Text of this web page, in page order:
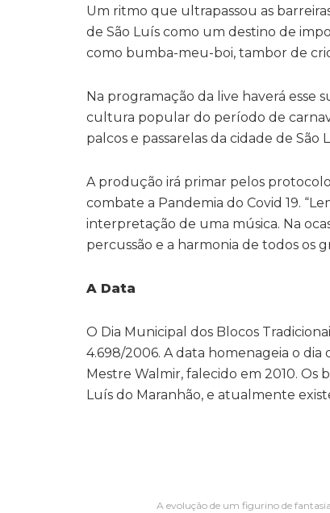
Um ritmo que ultrapassou as
de São Luís como um destino de
como bumba-meu-boi, tambor de
Na programação da live haverá
cultura popular do período de
palcos e passarelas da cidade de São
A produção irá primar pelos
combate a Pandemia do Covid 19.
interpretação de uma música. Na
percussão e a harmonia de todos os
A Data
O Dia Municipal dos Blocos
4.698/2006. A data homenageia o
Mestre Walmir, falecido em 2010. Os
Luís do Maranhão, e atualmente
A evolução de um figurino de